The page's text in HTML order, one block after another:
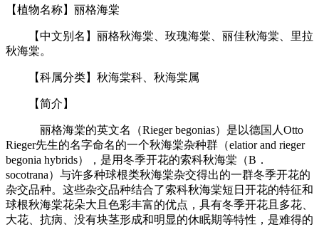
【植物名称】丽格海棠
【中文别名】丽格秋海棠、玫瑰海棠、丽佳秋海棠、里拉
秋海棠。
【科属分类】秋海棠科、秋海棠属
【简介】
丽格海棠的英文名（Rieger begonias）是以德国人Otto
Rieger先生的名字命名的一个秋海棠杂种群（elatior and rieger
begonia hybrids），是用冬季开花的索科秋海棠（B．
socotrana）与许多种球根类秋海棠杂交得出的一群冬季开花的
杂交品种。这些杂交品种结合了索科秋海棠短日开花的特征和
球根秋海棠花朵大且色彩丰富的优点，具有冬季开花且多花、
大花、抗病、没有块茎形成和明显的休眠期等特性，是难得的